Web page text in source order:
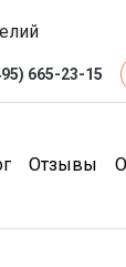
665-23-15
(Блог)
Отзывы